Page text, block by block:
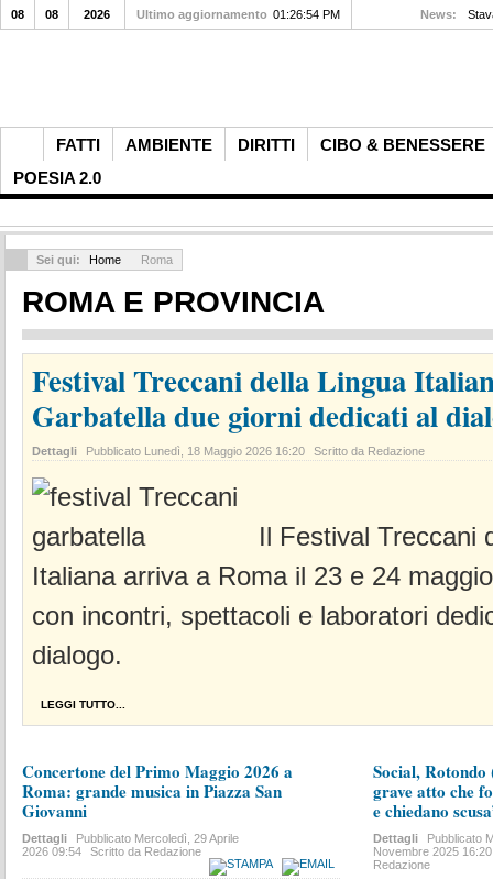
FATTI AMBIENTE DIRITTI
CIBO & BENESSERE
POESIA 2.0
08 08 2026 Ultimo aggiornamento 01:26:54 PM News:
Sei qui: Home Roma
ROMA E PROVINCIA
Festival Treccani della Lingua
Garbatella due giorni dedicati al
Dettagli Pubblicato Lunedì, 18 Maggio 2026 16:20 Scritto da Redazione
Il Festival Treccani
Italiana arriva a Roma il 23 e 24
con incontri, spettacoli e laboratori
dialogo.
LEGGI TUTTO...
Concertone del Primo Maggio 2026 a
Roma: grande musica in Piazza San
Giovanni
Dettagli Pubblicato Mercoledì, 29 Aprile
2026 09:54
Scritto da Redazione
Social,
grave atto che
e chiedano
Dettagli Pubblicato
Novembre 2025 16:20
Redazione